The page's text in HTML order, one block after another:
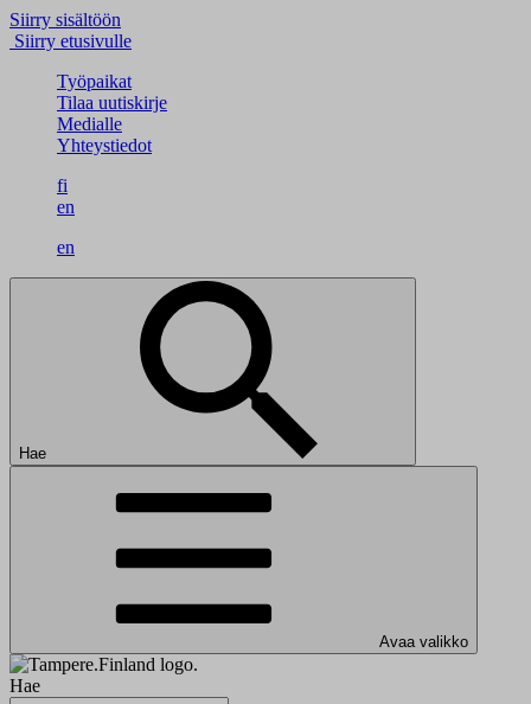
Siirry sisältöön
Siirry etusivulle
Työpaikat
Tilaa uutiskirje
Medialle
Yhteystiedot
fi
en
en
Hae
Avaa valikko
Hae